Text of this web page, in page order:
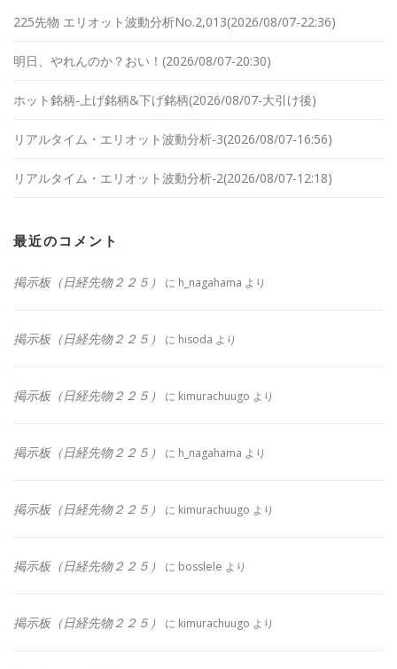
225先物 エリオット波動分析No.2,013(2026/08/07-22:36)
明日、やれんのか？おい！(2026/08/07-20:30)
ホット銘柄-上げ銘柄&下げ銘柄(2026/08/07-大引け後)
リアルタイム・エリオット波動分析-3(2026/08/07-16:56)
リアルタイム・エリオット波動分析-2(2026/08/07-12:18)
最近のコメント
掲示板（日経先物２２５） に h_nagahama より
掲示板（日経先物２２５） に hisoda より
掲示板（日経先物２２５） に kimurachuugo より
掲示板（日経先物２２５） に h_nagahama より
掲示板（日経先物２２５） に kimurachuugo より
掲示板（日経先物２２５） に bosslele より
掲示板（日経先物２２５） に kimurachuugo より